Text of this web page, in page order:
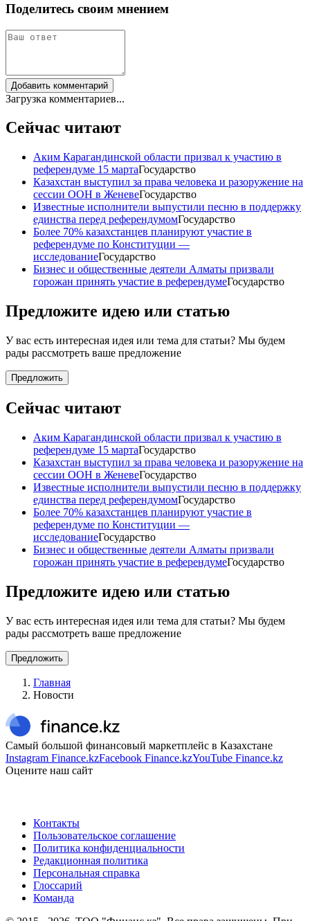
Поделитесь своим мнением
Добавить комментарий
Загрузка комментариев...
Сейчас читают
Аким Карагандинской области призвал к участию в
референдуме 15 мартаГосударство
Казахстан выступил за права человека и разоружение на
сессии ООН в ЖеневеГосударство
Известные исполнители выпустили песню в поддержку
единства перед референдумомГосударство
Более 70% казахстанцев планируют участие в
референдуме по Конституции —
исследованиеГосударство
Бизнес и общественные деятели Алматы призвали
горожан принять участие в референдумеГосударство
Предложите идею или статью
У вас есть интересная идея или тема для статьи? Мы будем
рады рассмотреть ваше предложение
Предложить
Сейчас читают
Аким Карагандинской области призвал к участию в
референдуме 15 мартаГосударство
Казахстан выступил за права человека и разоружение на
сессии ООН в ЖеневеГосударство
Известные исполнители выпустили песню в поддержку
единства перед референдумомГосударство
Более 70% казахстанцев планируют участие в
референдуме по Конституции —
исследованиеГосударство
Бизнес и общественные деятели Алматы призвали
горожан принять участие в референдумеГосударство
Предложите идею или статью
У вас есть интересная идея или тема для статьи? Мы будем
рады рассмотреть ваше предложение
Предложить
Главная
Новости
Самый большой финансовый маркетплейс в Казахстане
Instagram Finance.kzFacebook Finance.kzYouTube Finance.kz
Оцените наш сайт
Контакты
Пользовательское соглашение
Политика конфиденциальности
Редакционная политика
Персональная справка
Глоссарий
Команда